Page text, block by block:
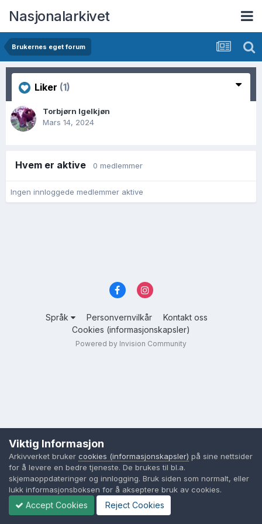
Nasjonalarkivet
Brukernes eget forum
Liker (1)
Torbjørn Igelkjøn
Mars 14, 2024
Hvem er aktive 0 medlemmer
Ingen innloggede medlemmer aktive
Språk Personvernvilkår
Kontakt oss
Cookies (informasjonskapsler)
Powered by Invision Community
Viktig Informasjon
Arkivverket bruker cookies (informasjonskapsler) på sine nettsider
for å levere en bedre tjeneste. De brukes til bl.a.
skjemaoppdateringer og innlogging. Bruk siden som normalt, eller
lukk informasjonsboksen for å akseptere bruk av cookies.
Accept Cookies Reject Cookies